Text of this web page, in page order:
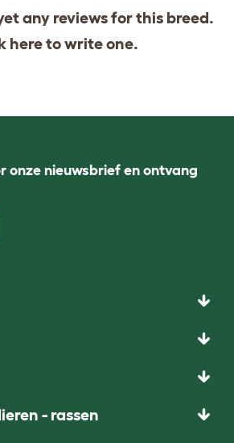
any reviews for this breed.
hereto write one.
onze nieuwsbrief en ontvang
- rassen